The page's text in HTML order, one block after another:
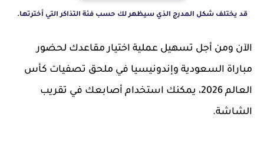
قد يختلف شكل المدرج الذي سيظهر لك حسب فئة التذاكر التي أخترتها.
الآن ومن أجل تسهيل عملية اختيار مقاعدك لحضور
مباراة السعودية وإندونيسيا في ملحق تصفيات كأس
العالم 2026، يمكنك استخدام أصابعك في تقريب
الشاشة.